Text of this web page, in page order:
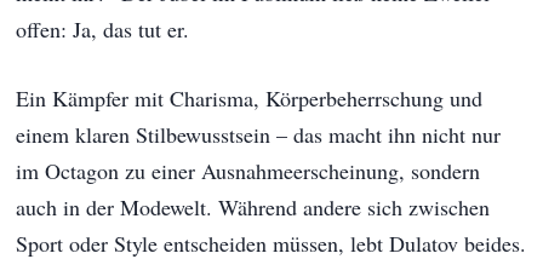
offen: Ja, das tut er.
Ein Kämpfer mit Charisma, Körperbeherrschung und
einem klaren Stilbewusstsein – das macht ihn nicht nur
im Octagon zu einer Ausnahmeerscheinung, sondern
auch in der Modewelt. Während andere sich zwischen
Sport oder Style entscheiden müssen, lebt Dulatov beides.